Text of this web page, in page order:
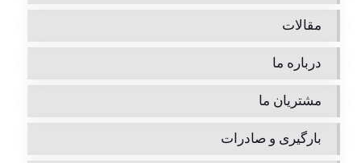
مقالات
درباره ما
مشتریان ما
بارگیری و صادرات